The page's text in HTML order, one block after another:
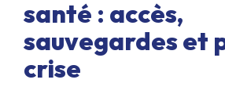
santé : accès,
sauvegardes et
crise